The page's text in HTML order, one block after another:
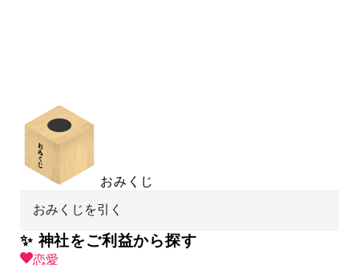
おみくじ
おみくじを引く
✨ 神社をご利益から探す
恋愛